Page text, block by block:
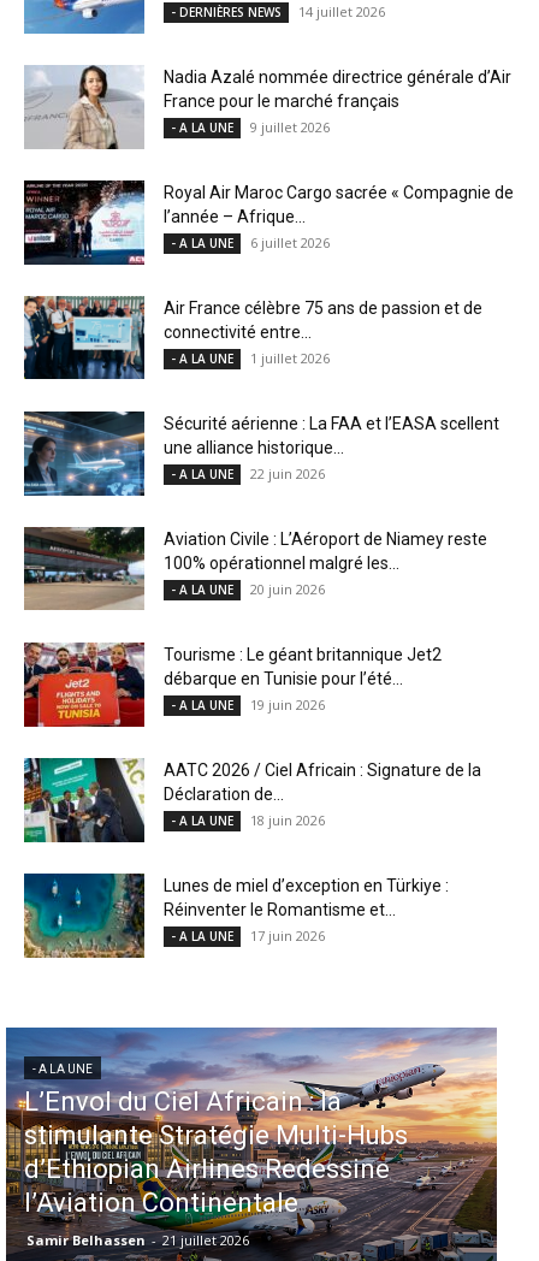
- DERNIÈRES NEWS 14 juillet 2026
Nadia Azalé nommée directrice générale d’Air
France pour le marché français
- A LA UNE 9 juillet 2026
Royal Air Maroc Cargo sacrée « Compagnie de
l’année – Afrique...
- A LA UNE 6 juillet 2026
Air France célèbre 75 ans de passion et de
connectivité entre...
- A LA UNE 1 juillet 2026
Sécurité aérienne : La FAA et l’EASA scellent
une alliance historique...
- A LA UNE 22 juin 2026
Aviation Civile : L’Aéroport de Niamey reste
100% opérationnel malgré les...
- A LA UNE 20 juin 2026
Tourisme : Le géant britannique Jet2
débarque en Tunisie pour l’été...
- A LA UNE 19 juin 2026
AATC 2026 / Ciel Africain : Signature de la
Déclaration de...
- A LA UNE 18 juin 2026
Lunes de miel d’exception en Türkiye :
Réinventer le Romantisme et...
- A LA UNE 17 juin 2026
- A LA UNE
Aéroports US : les États-Unis
injectent 870 millions de dollars
dans 339 projets, Los Angeles et
Miami en tête
Samir Belhassen - 6 août 2026